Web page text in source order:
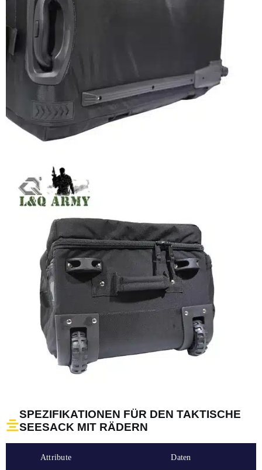
SPEZIFIKATIONEN FÜR DEN TAKTISCHE
SEESACK MIT RÄDERN
Attribute Daten